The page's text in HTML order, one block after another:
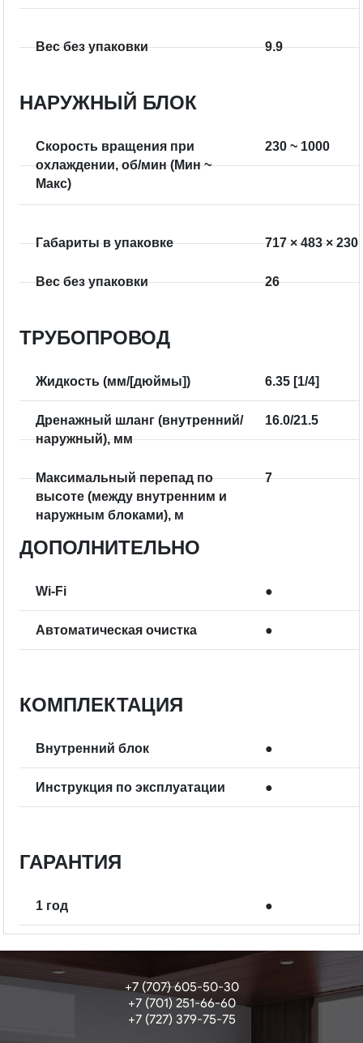
Вес без упаковки 9.9
НАРУЖНЫЙ БЛОК
Скорость вращения при
охлаждении, об/мин (Мин ~
Макс)
230 ~ 1000
Габариты в упаковке 717 × 483 × 230
Вес без упаковки 26
ТРУБОПРОВОД
Жидкость (мм/[дюймы]) 6.35 [1/4]
Дренажный шланг (внутренний/
наружный), мм
16.0/21.5
Максимальный перепад по
высоте (между внутренним и
наружным блоками), м
7
ДОПОЛНИТЕЛЬНО
Wi-Fi ●
Автоматическая очистка ●
КОМПЛЕКТАЦИЯ
Внутренний блок ●
Инструкция по эксплуатации ●
ГАРАНТИЯ
1 год ●
+7 (707) 605-50-30
+7 (701) 251-66-60
+7 (727) 379-75-75